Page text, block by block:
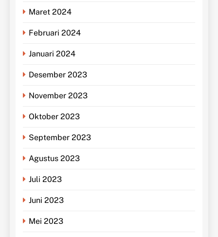
Maret 2024
Februari 2024
Januari 2024
Desember 2023
November 2023
Oktober 2023
September 2023
Agustus 2023
Juli 2023
Juni 2023
Mei 2023